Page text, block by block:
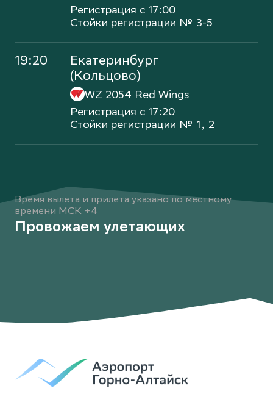
Регистрация с 17:00
Стойки регистрации № 3-5
19:20
Екатеринбург
(Кольцово)
WZ 2054 Red Wings
Регистрация с 17:20
Стойки регистрации № 1, 2
Время вылета и прилета указано по местному
времени МСК +4
Провожаем улетающих